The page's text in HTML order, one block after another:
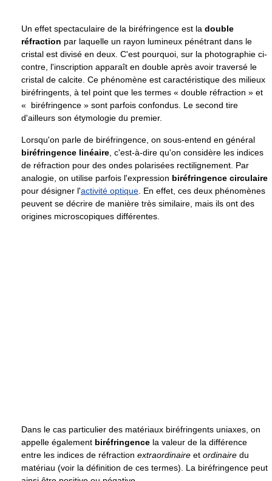
Un effet spectaculaire de la biréfringence est la double
réfraction par laquelle un rayon lumineux pénétrant dans le
cristal est divisé en deux. C'est pourquoi, sur la photographie ci-
contre, l'inscription apparaît en double après avoir traversé le
cristal de calcite. Ce phénomène est caractéristique des milieux
biréfringents, à tel point que les termes « double réfraction » et
« biréfringence » sont parfois confondus. Le second tire
d'ailleurs son étymologie du premier.
Lorsqu'on parle de biréfringence, on sous-entend en général
biréfringence linéaire, c'est-à-dire qu'on considère les indices
de réfraction pour des ondes polarisées rectilignement. Par
analogie, on utilise parfois l'expression biréfringence circulaire
pour désigner l'activité optique. En effet, ces deux phénomènes
peuvent se décrire de manière très similaire, mais ils ont des
origines microscopiques différentes.
Dans le cas particulier des matériaux biréfringents uniaxes, on
appelle également biréfringence la valeur de la différence
entre les indices de réfraction extraordinaire et ordinaire du
matériau (voir la définition de ces termes). La biréfringence peut